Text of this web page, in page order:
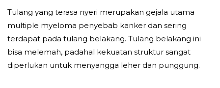
Tulang yang terasa nyeri merupakan gejala utama
multiple myeloma penyebab kanker dan sering
terdapat pada tulang belakang. Tulang belakang ini
bisa melemah, padahal kekuatan struktur sangat
diperlukan untuk menyangga leher dan punggung.